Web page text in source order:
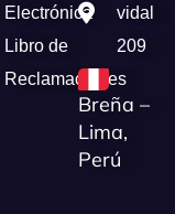
Electrónica
Libro de
Reclamaciones
vidal
209
Breña –
Lima,
Perú